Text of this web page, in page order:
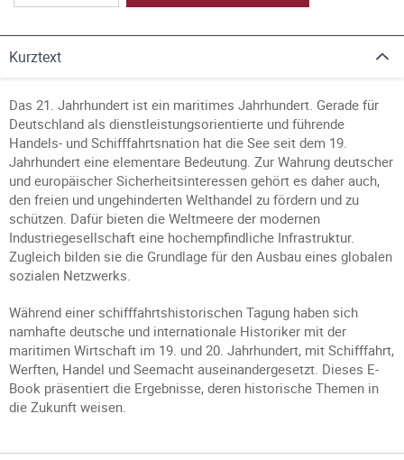
Kurztext
Das 21. Jahrhundert ist ein maritimes Jahrhundert. Gerade für
Deutschland als dienstleistungsorientierte und führende
Handels- und Schifffahrtsnation hat die See seit dem 19.
Jahrhundert eine elementare Bedeutung. Zur Wahrung deutscher
und europäischer Sicherheitsinteressen gehört es daher auch,
den freien und ungehinderten Welthandel zu fördern und zu
schützen. Dafür bieten die Weltmeere der modernen
Industriegesellschaft eine hochempfindliche Infrastruktur.
Zugleich bilden sie die Grundlage für den Ausbau eines globalen
sozialen Netzwerks.
Während einer schifffahrtshistorischen Tagung haben sich
namhafte deutsche und internationale Historiker mit der
maritimen Wirtschaft im 19. und 20. Jahrhundert, mit Schifffahrt,
Werften, Handel und Seemacht auseinandergesetzt. Dieses E-
Book präsentiert die Ergebnisse, deren historische Themen in
die Zukunft weisen.